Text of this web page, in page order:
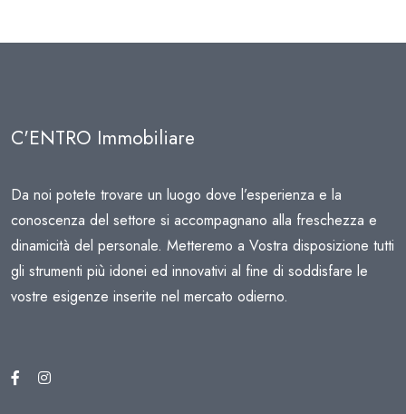
C'ENTRO Immobiliare
Da noi potete trovare un luogo dove l’esperienza e la
conoscenza del settore si accompagnano alla freschezza e
dinamicità del personale. Metteremo a Vostra disposizione tutti
gli strumenti più idonei ed innovativi al fine di soddisfare le
vostre esigenze inserite nel mercato odierno.